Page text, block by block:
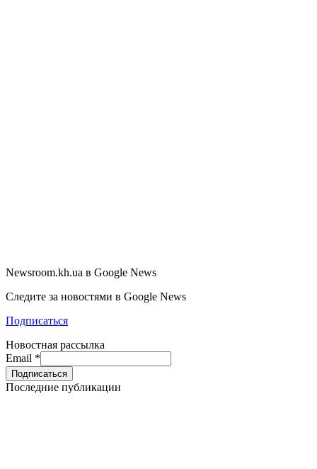
Newsroom.kh.ua в Google News
Следите за новостями в Google News
Подписаться
Новостная рассылка
Email *
Последние публикации